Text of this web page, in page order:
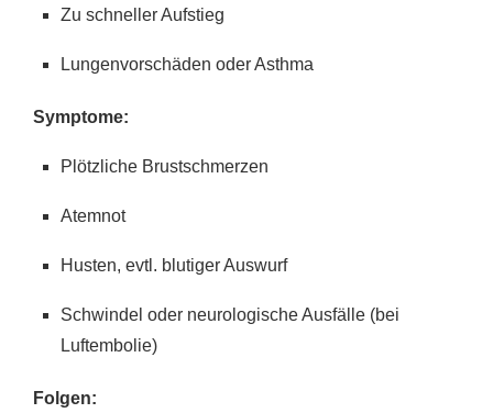
Zu schneller Aufstieg
Lungenvorschäden oder Asthma
Symptome:
Plötzliche Brustschmerzen
Atemnot
Husten, evtl. blutiger Auswurf
Schwindel oder neurologische Ausfälle (bei
Luftembolie)
Folgen: